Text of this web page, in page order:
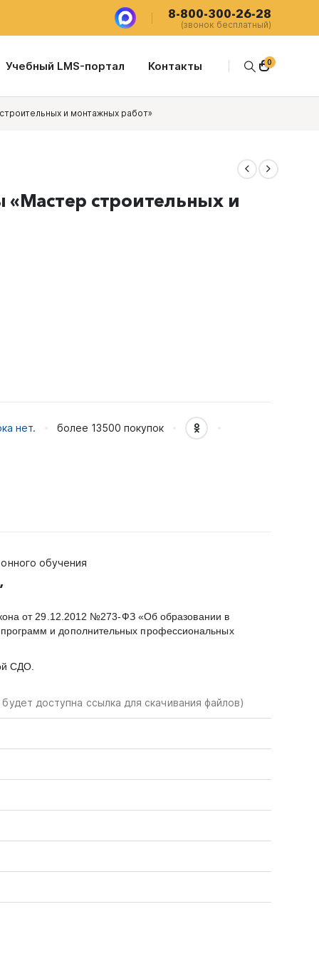
8-800-300-26-28
(звонок бесплатный)
Учебный LMS-портал Контакты 0
и монтажных работ»
строительных и
нет. более 13500 покупок
обучения
от 29.12.2012 №273-ФЗ «Об образовании в
и дополнительных профессиональных
СДО.
доступна ссылка для скачивания файлов)